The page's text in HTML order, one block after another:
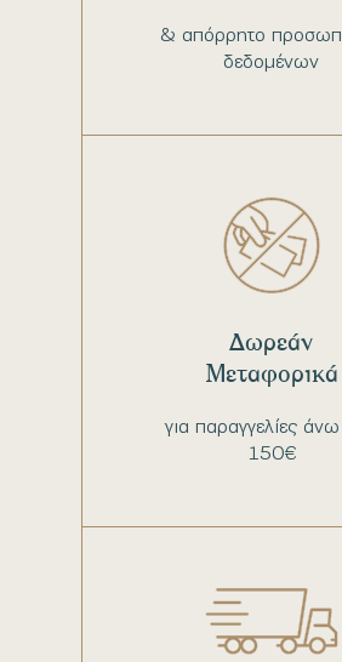
& απόρρητο
δεδομένων
για παραγγελίες
150€
Δωρεάν
Μεταφορικά